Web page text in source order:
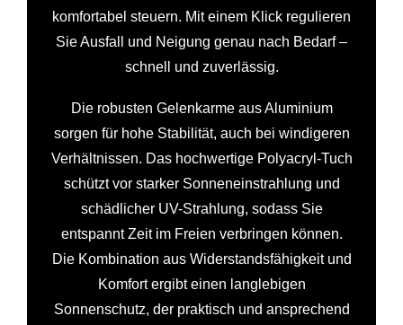
komfortabel steuern. Mit einem Klick regulieren
Sie Ausfall und Neigung genau nach Bedarf –
schnell und zuverlässig.
Die robusten Gelenkarme aus Aluminium
sorgen für hohe Stabilität, auch bei windigeren
Verhältnissen. Das hochwertige Polyacryl-Tuch
schützt vor starker Sonneneinstrahlung und
schädlicher UV-Strahlung, sodass Sie
entspannt Zeit im Freien verbringen können.
Die Kombination aus Widerstandsfähigkeit und
Komfort ergibt einen langlebigen
Sonnenschutz, der praktisch und ansprechend